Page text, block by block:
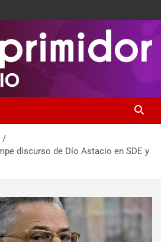
discurso de Dío Astacio en SDE y